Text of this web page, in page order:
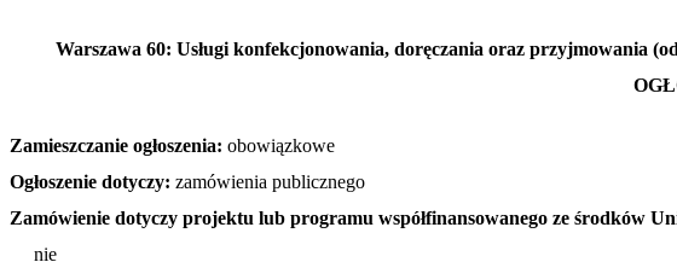
Warszawa 60: Usługi konfekcjonowania, doręczania oraz przyjmowania
Zamieszczanie ogłoszenia: obowiązkowe
Ogłoszenie dotyczy: zamówienia publicznego
Zamówienie dotyczy projektu lub programu współfinansowanego ze środków
nie